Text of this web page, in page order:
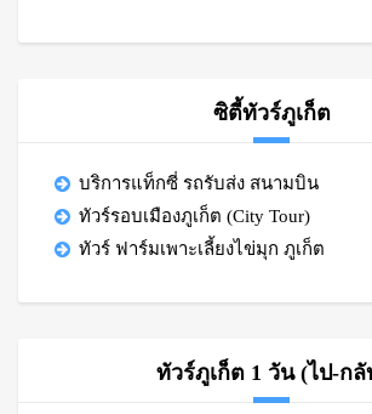
ซิตี้ทัวร์ภูเก็ต
บริการแท็กซี่ รถรับส่ง สนามบิน
ทัวร์รอบเมืองภูเก็ต (City Tour)
ทัวร์ ฟาร์มเพาะเลี้ยงไข่มุก ภูเก็ต
ทัวร์ภูเก็ต 1 วัน (ไป-กลั